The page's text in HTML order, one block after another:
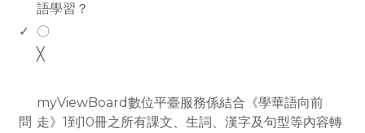
語學習？
✓
〇
╳
問
myViewBoard數位平臺服務係結合《學華語向前
走》1到10冊之所有課文、生詞、漢字及句型等內容轉